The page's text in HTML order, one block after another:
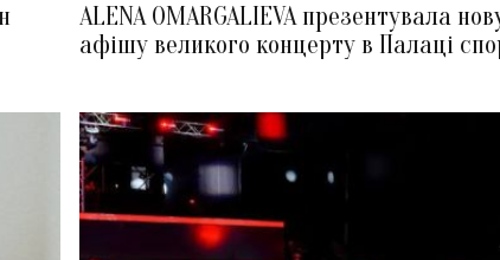
ALENA OMARGALIEVA презентувала
афішу великого концерту в Палаці